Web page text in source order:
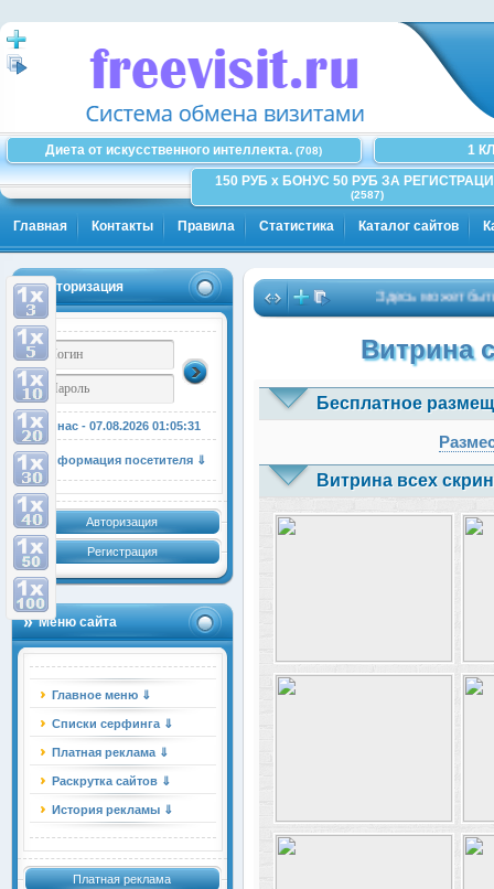
Диета от искусственного интеллекта. (708)
1
150 РУБ x БОНУС 50 РУБ ЗА
(2587)
Главная Контакты Правила Статистика Каталог сайтов
Авторизация
У нас - 07.08.2026 01:05:31
Информация посетителя ⇓
Авторизация
Регистрация
Меню сайта
Главное меню ⇓
Списки серфинга ⇓
Платная реклама ⇓
Раскрутка сайтов ⇓
История рекламы ⇓
Платная реклама
Здесь может быть
Витрина
Бесплатное
Витрина всех